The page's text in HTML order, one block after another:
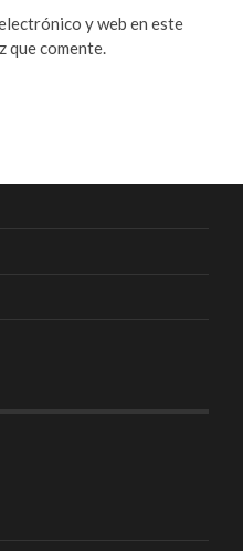
y web en este
que comente.